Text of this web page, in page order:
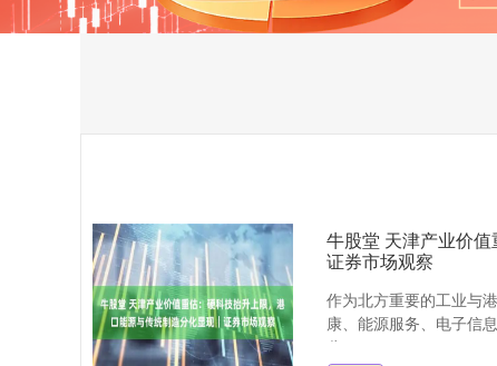
牛股堂 天津产业价
证券市场观察
作为北方重要的工业与
康、能源服务、电子信
公....